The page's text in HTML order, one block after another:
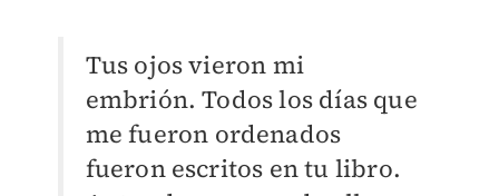
Tus ojos vieron mi
embrión. Todos los días que
me fueron ordenados
fueron escritos en tu libro.